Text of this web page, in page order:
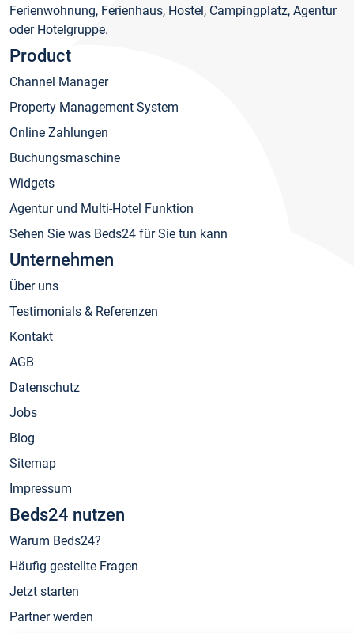
Ferienwohnung, Ferienhaus, Hostel, Campingplatz, Agentur
oder Hotelgruppe.
Product
Channel Manager
Property Management System
Online Zahlungen
Buchungsmaschine
Widgets
Agentur und Multi-Hotel Funktion
Sehen Sie was Beds24 für Sie tun kann
Unternehmen
Über uns
Testimonials & Referenzen
Kontakt
AGB
Datenschutz
Jobs
Blog
Sitemap
Impressum
Beds24 nutzen
Warum Beds24?
Häufig gestellte Fragen
Jetzt starten
Partner werden